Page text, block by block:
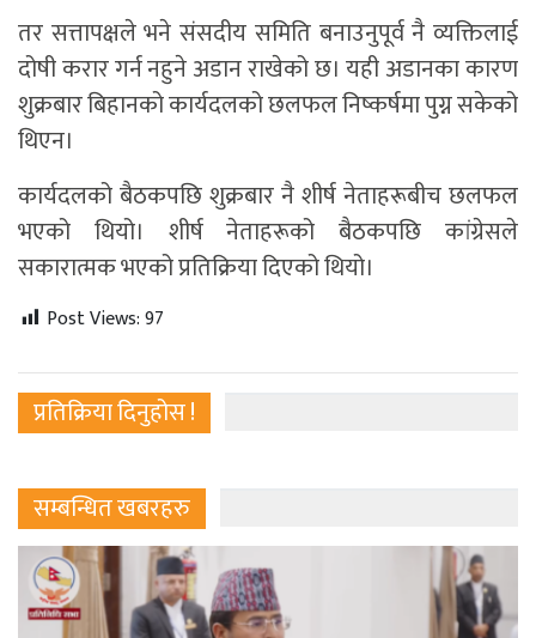
तर सत्तापक्षले भने संसदीय समिति बनाउनुपूर्व नै व्यक्तिलाई
दोषी करार गर्न नहुने अडान राखेको छ। यही अडानका कारण
शुक्रबार बिहानको कार्यदलको छलफल निष्कर्षमा पुग्न सकेको
थिएन।
कार्यदलको बैठकपछि शुक्रबार नै शीर्ष नेताहरूबीच छलफल
भएको थियो। शीर्ष नेताहरूको बैठकपछि कांग्रेसले
सकारात्मक भएको प्रतिक्रिया दिएको थियो।
Post Views:97
प्रतिक्रिया दिनुहोस !
सम्बन्धित खबरहरु